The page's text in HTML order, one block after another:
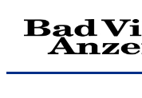
Zum
Inhalt